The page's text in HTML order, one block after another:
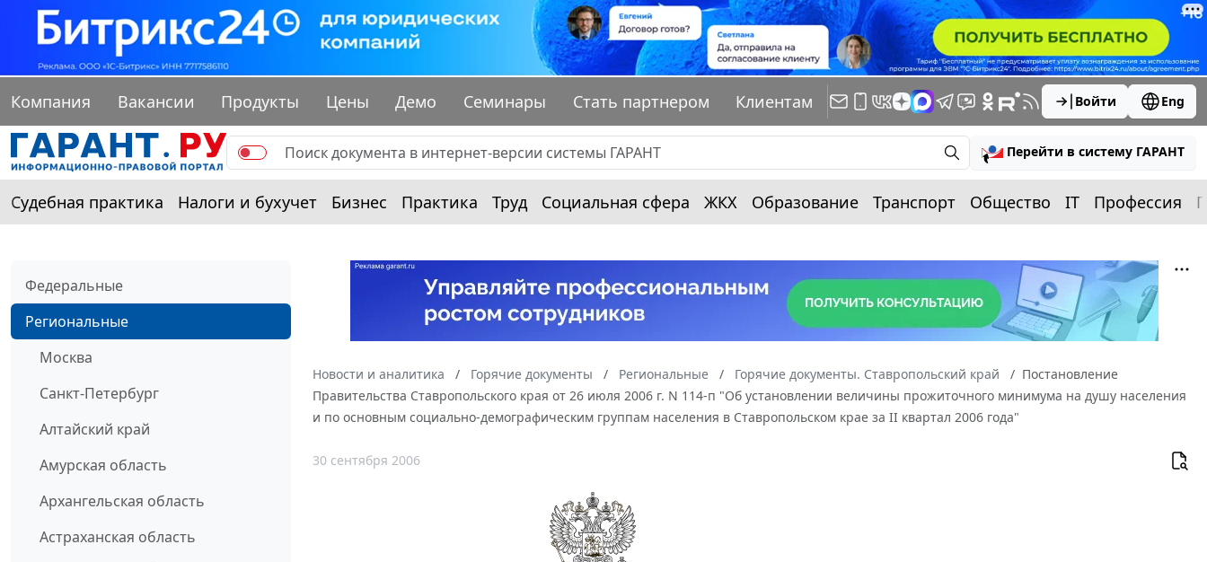
Компания Вакансии Продукты Цены Демо Семинары Стать партнером Клиентам Войти Eng
Перейти в систему ГАРАНТ
Судебная практика Налоги и бухучет Бизнес Практика Труд Социальная сфера ЖКХ Образование Транспорт Общество IT Профессия
Федеральные
Региональные
Москва
Санкт-Петербург
Алтайский край
Амурская область
Архангельская область
Астраханская область
Новости и аналитика Горячие документы Региональные Горячие документы. Ставропольский край
Постановление
Правительства Ставропольского края от 26 июля 2006 г. N 114-п "Об установлении величины прожиточного минимума на душу населения
и по основным социально-демографическим группам населения в Ставропольском крае за II квартал 2006 года"
30 сентября 2006